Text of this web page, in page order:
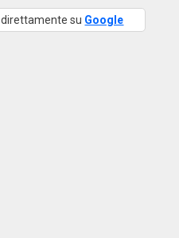
direttamente su Google